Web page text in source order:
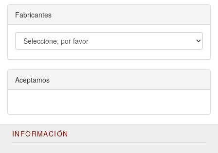
Fabricantes
Aceptamos
INFORMACIÓN